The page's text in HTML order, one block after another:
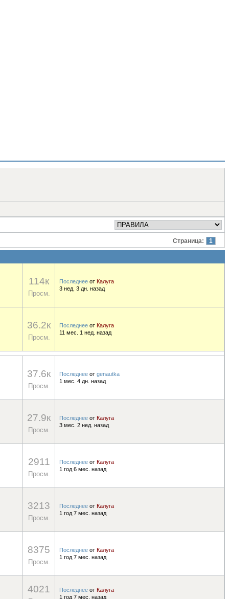
Страница: 1
114к
Просм.
Последнее от Калуга
3 нед. 3 дн. назад
36.2к
Просм.
Последнее от Калуга
11 мес. 1 нед. назад
37.6к
Просм.
Последнее от genautka
1 мес. 4 дн. назад
27.9к
Просм.
Последнее от Калуга
3 мес. 2 нед. назад
2911
Просм.
Последнее от Калуга
1 год 6 мес. назад
3213
Просм.
Последнее от Калуга
1 год 7 мес. назад
8375
Просм.
Последнее от Калуга
1 год 7 мес. назад
4021 Последнее от Калуга
1 год 7 мес. назад